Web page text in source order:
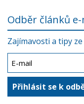
Odběr článků
Zajímavosti a tipy